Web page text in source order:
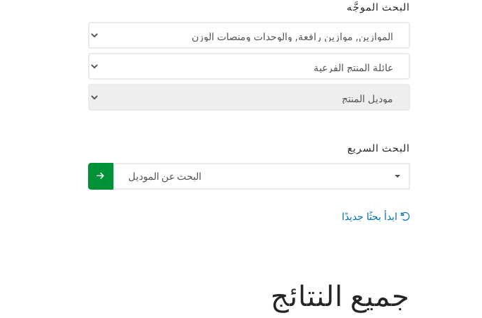
البحث الموجَّه
البحث السريع
البحث عن الموديل
ابدأ بحثًا جديدًا
جميع النتائج